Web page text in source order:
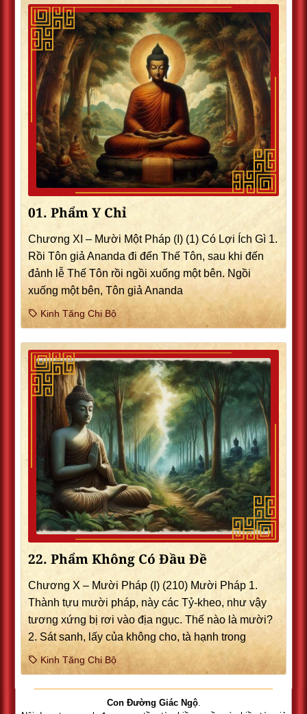
01. Phẩm Y Chỉ
Chương XI – Mười Một Pháp (I) (1) Có Lợi Ích Gì 1.
Rồi Tôn giả Ananda đi đến Thế Tôn, sau khi đến
đảnh lễ Thế Tôn rồi ngồi xuống một bên. Ngồi
xuống một bên, Tôn giả Ananda
Kinh Tăng Chi Bộ
22. Phẩm Không Có Ðầu Ðề
Chương X – Mười Pháp (I) (210) Mười Pháp 1.
Thành tựu mười pháp, này các Tỷ-kheo, như vậy
tương xứng bị rơi vào địa ngục. Thế nào là mười?
2. Sát sanh, lấy của không cho, tà hạnh trong
Kinh Tăng Chi Bộ
Con Đường Giác Ngộ.